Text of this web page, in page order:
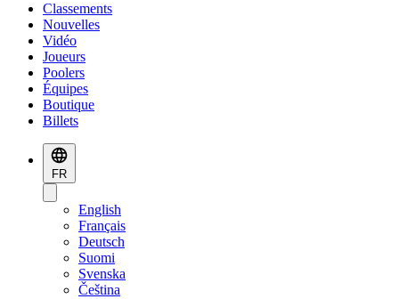
Classements
Nouvelles
Vidéo
Joueurs
Poolers
Équipes
Boutique
Billets
FR
English
Français
Deutsch
Suomi
Svenska
Čeština